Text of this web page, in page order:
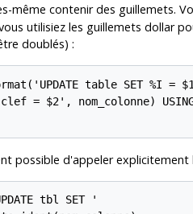
même contenir des guillemets.
utilisiez les guillemets dollar
doublés) :
table SET %I =
= $2', nom_colonne)
possible d'appeler
tbl SET '